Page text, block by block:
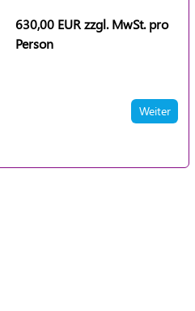
630,00 EUR zzgl. MwSt. pro
Person
Weiter